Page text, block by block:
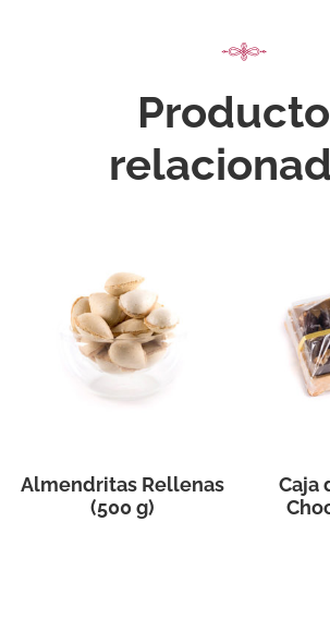
Almendritas Rellenas
(500 g)
Caja